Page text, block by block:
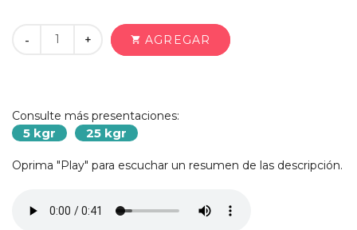
+
- shopping_cart AGREGAR
Consulte más presentaciones:
5 kgr 25 kgr
Oprima "Play" para escuchar un resumen de las descripción.